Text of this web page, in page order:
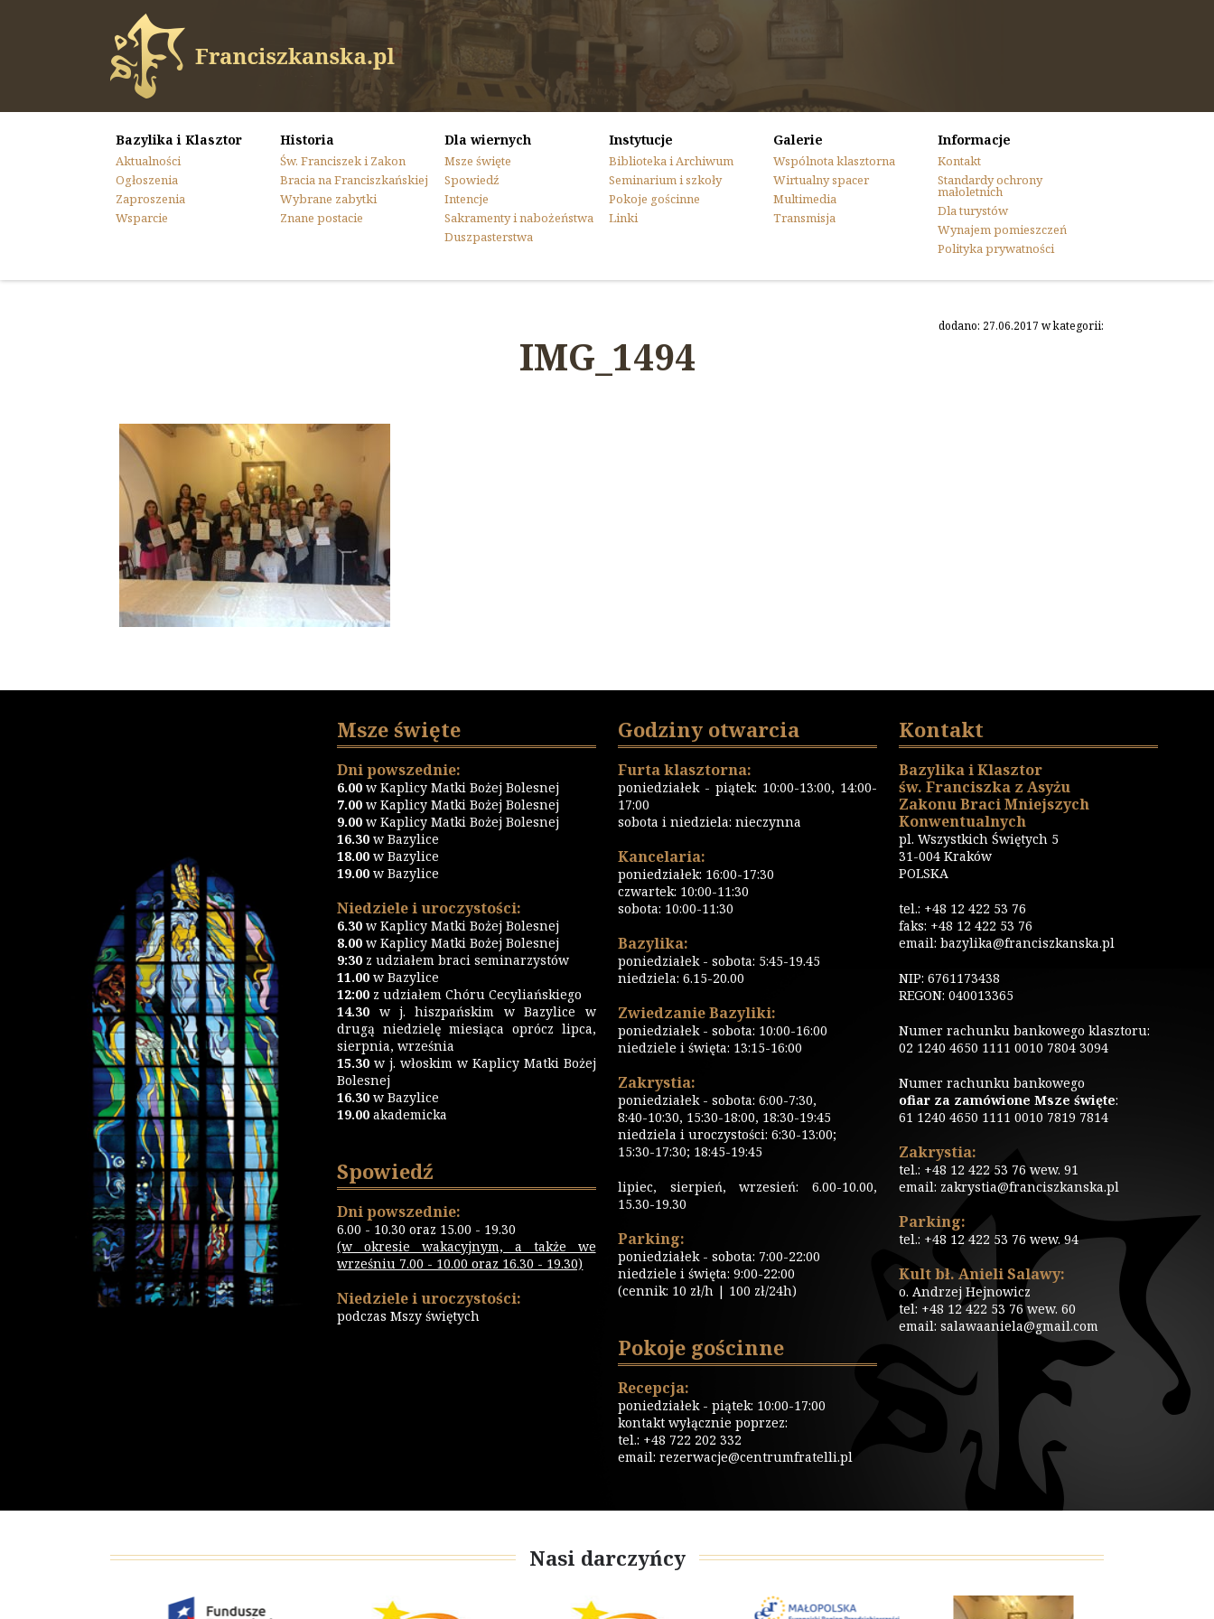
Bazylika i Klasztor
Aktualności
Ogłoszenia
Zaproszenia
Wsparcie
Historia
Św. Franciszek i Zakon
Bracia na Franciszkańskiej
Wybrane zabytki
Znane postacie
Dla wiernych
Msze święte
Spowiedź
Intencje
Sakramenty i nabożeństwa
Duszpasterstwa
Instytucje
Biblioteka i Archiwum
Seminarium i szkoły
Pokoje gościnne
Linki
Galerie
Wspólnota klasztorna
Wirtualny spacer
Multimedia
Transmisja
Informacje
Kontakt
Standardy ochrony
małoletnich
Dla turystów
Wynajem pomieszczeń
Polityka prywatności
dodano: 27.06.2017 w kategorii:
IMG_1494
Msze święte
Dni powszednie:
6.00 w Kaplicy Matki Bożej Bolesnej
7.00 w Kaplicy Matki Bożej Bolesnej
9.00 w Kaplicy Matki Bożej Bolesnej
16.30w Bazylice
18.00w Bazylice
19.00w Bazylice
Niedziele i uroczystości:
6.30 w Kaplicy Matki Bożej Bolesnej
8.00 w Kaplicy Matki Bożej Bolesnej
9:30 z udziałem braci seminarzystów
11.00 w Bazylice
12:00 z udziałem Chóru Cecyliańskiego
14.30 w j. hiszpańskim w Bazylice w
drugą niedzielę miesiąca oprócz lipca,
sierpnia, września
15.30 w j. włoskim w Kaplicy Matki Bożej
Bolesnej
16.30w Bazylice
19.00akademicka
Spowiedź
Dni powszednie:
6.00 - 10.30 oraz 15.00 - 19.30
(w okresie wakacyjnym, a także we
wrześniu 7.00 - 10.00 oraz 16.30 - 19.30)
Niedziele i uroczystości:
podczas Mszy świętych
Godziny otwarcia
Furta klasztorna:
poniedziałek - piątek: 10:00-13:00, 14:00-
17:00
sobota i niedziela: nieczynna
Kancelaria:
poniedziałek: 16:00-17:30
czwartek: 10:00-11:30
sobota: 10:00-11:30
Bazylika:
poniedziałek - sobota: 5:45-19.45
niedziela: 6.15-20.00
Zwiedzanie Bazyliki:
poniedziałek - sobota: 10:00-16:00
niedziele i święta: 13:15-16:00
Zakrystia:
poniedziałek - sobota: 6:00-7:30,
8:40-10:30, 15:30-18:00, 18:30-19:45
niedziela i uroczystości: 6:30-13:00;
15:30-17:30; 18:45-19:45
lipiec, sierpień, wrzesień: 6.00-10.00,
15.30-19.30
Parking:
poniedziałek - sobota: 7:00-22:00
niedziele i święta: 9:00-22:00
(cennik: 10 zł/h | 100 zł/24h)
Pokoje gościnne
Recepcja:
poniedziałek - piątek: 10:00-17:00
kontakt wyłącznie poprzez:
tel.: +48 722 202 332
email:rezerwacje@centrumfratelli.pl
Kontakt
Bazylika i Klasztor
św. Franciszka z Asyżu
Zakonu Braci Mniejszych
Konwentualnych
pl. Wszystkich Świętych 5
31-004 Kraków
POLSKA
tel.: +48 12 422 53 76
faks: +48 12 422 53 76
email: bazylika@franciszkanska.pl
NIP: 6761173438
REGON: 040013365
Numer rachunku bankowego klasztoru:
02 1240 4650 1111 0010 7804 3094
Numer rachunku bankowego
ofiar za zamówione Msze święte:
61 1240 4650 1111 0010 7819 7814
Zakrystia:
tel.: +48 12 422 53 76 wew. 91
email: zakrystia@franciszkanska.pl
Parking:
tel.: +48 12 422 53 76 wew. 94
Kult bł. Anieli Salawy:
o. Andrzej Hejnowicz
tel: +48 12 422 53 76 wew. 60
email: salawaaniela@gmail.com
Nasi darczyńcy